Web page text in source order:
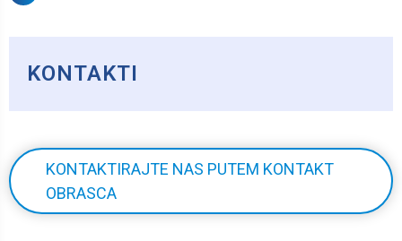
KONTAKTI
KONTAKTIRAJTE NAS PUTEM KONTAKT
OBRASCA